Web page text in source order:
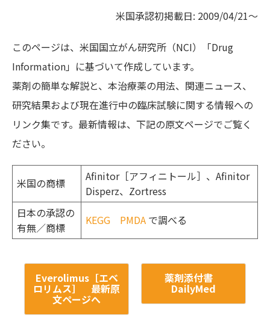
米国承認初掲載日: 2009/04/21～
このページは、米国国立がん研究所（NCI）「Drug
Information」に基づいて作成しています。
薬剤の簡単な解説と、本治療薬の用法、関連ニュース、
研究結果および現在進行中の臨床試験に関する情報への
リンク集です。最新情報は、下記の原文ページでご覧く
ださい。
米国の商標
Afinitor［アフィニトール］、Afinitor
Disperz、Zortress
日本の承認の
有無／商標
KEGG PMDA で調べる
Everolimus［エベ
ロリムス］ 最新原
文ページへ
薬剤添付書
DailyMed